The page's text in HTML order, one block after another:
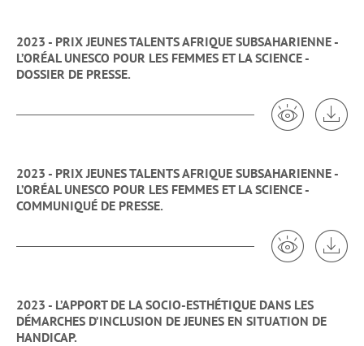
2023 - PRIX JEUNES TALENTS AFRIQUE SUBSAHARIENNE -
L’ORÉAL UNESCO POUR LES FEMMES ET LA SCIENCE -
DOSSIER DE PRESSE.
Voir 2023 -
2023 - PRIX JEUNES TALENTS AFRIQUE SUBSAHARIENNE -
L’ORÉAL UNESCO POUR LES FEMMES ET LA SCIENCE -
COMMUNIQUÉ DE PRESSE.
Voir 2023 -
2023 - L’APPORT DE LA SOCIO-ESTHÉTIQUE DANS LES
DÉMARCHES D’INCLUSION DE JEUNES EN SITUATION DE
HANDICAP.